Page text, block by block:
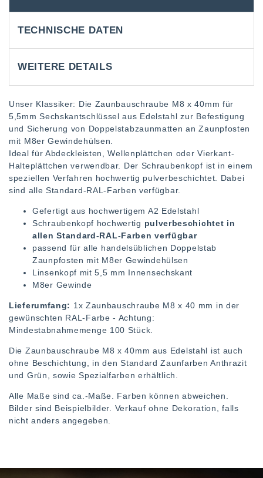
TECHNISCHE DATEN
WEITERE DETAILS
Unser Klassiker: Die Zaunbauschraube M8 x 40mm für
5,5mm Sechskantschlüssel aus Edelstahl zur Befestigung
und Sicherung von Doppelstabzaunmatten an Zaunpfosten
mit M8er Gewindehülsen.
Ideal für Abdeckleisten, Wellenplättchen oder Vierkant-
Halteplättchen verwendbar. Der Schraubenkopf ist in einem
speziellen Verfahren hochwertig pulverbeschichtet. Dabei
sind alle Standard-RAL-Farben verfügbar.
Gefertigt aus hochwertigem A2 Edelstahl
Schraubenkopf hochwertig pulverbeschichtet in
allen Standard-RAL-Farben verfügbar
passend für alle handelsüblichen Doppelstab
Zaunpfosten mit M8er Gewindehülsen
Linsenkopf mit 5,5 mm Innensechskant
M8er Gewinde
Lieferumfang: 1x Zaunbauschraube M8 x 40 mm in der
gewünschten RAL-Farbe - Achtung:
Mindestabnahmemenge 100 Stück.
Die Zaunbauschraube M8 x 40mm aus Edelstahl ist auch
ohne Beschichtung, in den Standard Zaunfarben Anthrazit
und Grün, sowie Spezialfarben erhältlich.
Alle Maße sind ca.-Maße. Farben können abweichen.
Bilder sind Beispielbilder. Verkauf ohne Dekoration, falls
nicht anders angegeben.